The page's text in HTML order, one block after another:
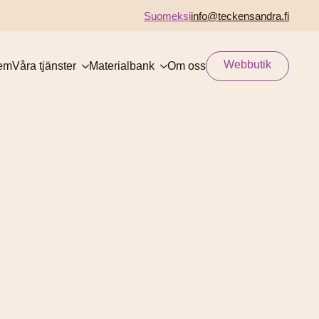
Suomeksiinfo@teckensandra.fi
Våra tjänster Materialbank Om oss Webbutik